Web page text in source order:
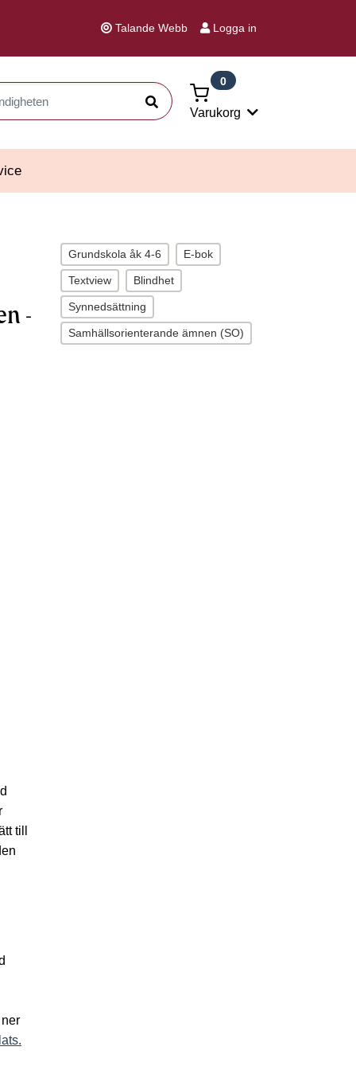
Talande Webb Logga in
Sök
Varukorg
0
-
till
Grundskola åk 4-6 E-bok
Textview Blindhet
Synnedsättning
Samhällsorienterande ämnen (SO)